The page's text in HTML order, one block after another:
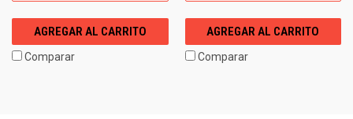
AGREGAR AL CARRITO
Comparar
AGREGAR AL CARRITO
Comparar